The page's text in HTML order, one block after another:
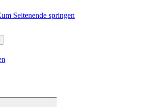
Seitenende springen